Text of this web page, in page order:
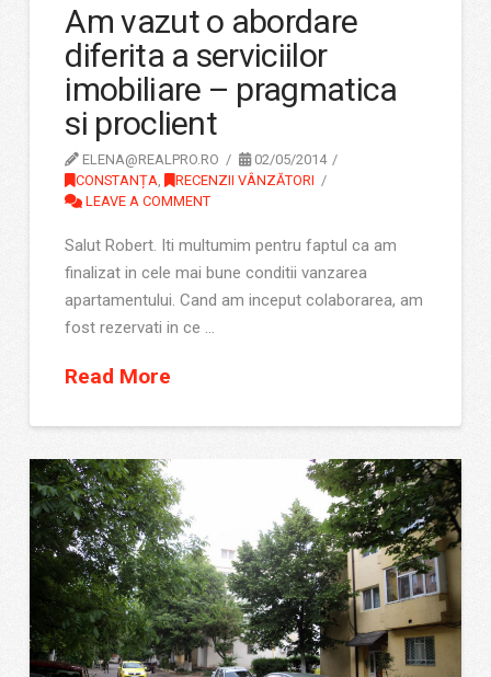
Am vazut o abordare
diferita a serviciilor
imobiliare – pragmatica
si proclient
ELENA@REALPRO.RO
02/05/2014
CONSTANȚA
RECENZII VÂNZĂTORI
LEAVE A COMMENT
Salut Robert. Iti multumim pentru faptul ca am
finalizat in cele mai bune conditii vanzarea
apartamentului. Cand am inceput colaborarea, am
fost rezervati in ce …
Read More